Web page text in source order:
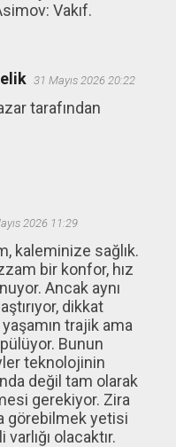
Vakıf.
31 Mayıs 2026 20:22
tarafından
2026 11:29
kaleminize sağlık.
bir konfor, hız
Ancak aynı
dikkat
trajik ama
Bunun
teknolojinin
değil tam olarak
gerekiyor. Zira
görebilmek yetisi
olacaktır.